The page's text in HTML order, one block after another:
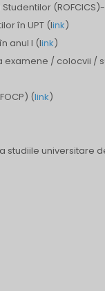
în UPT (link)
anul I (link)
examene / colocvii /
(link)
studiile universitare